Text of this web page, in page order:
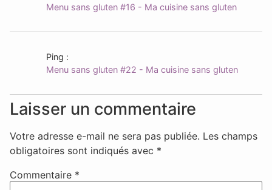
Menu sans gluten #16 - Ma cuisine sans gluten
Ping :
Menu sans gluten #22 - Ma cuisine sans gluten
Laisser un commentaire
Votre adresse e-mail ne sera pas publiée. Les champs
obligatoires sont indiqués avec *
Commentaire *